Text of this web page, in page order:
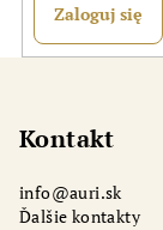
Zaloguj się
Kontakt
info@auri.sk
Ďalšie kontakty